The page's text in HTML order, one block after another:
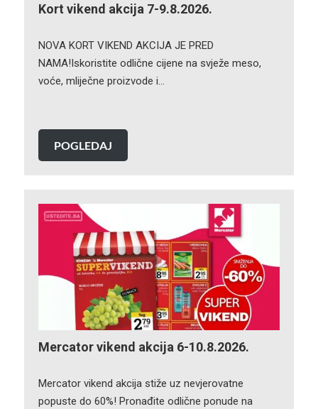
Kort vikend akcija 7-9.8.2026.
NOVA KORT VIKEND AKCIJA JE PRED
NAMA!Iskoristite odlične cijene na svježe meso,
voće, mliječne proizvode i…
POGLEDAJ
Mercator vikend akcija 6-10.8.2026.
Mercator vikend akcija stiže uz nevjerovatne
popuste do 60%! Pronađite odlične ponude na